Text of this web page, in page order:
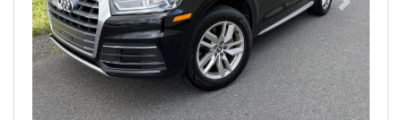
Previous Next